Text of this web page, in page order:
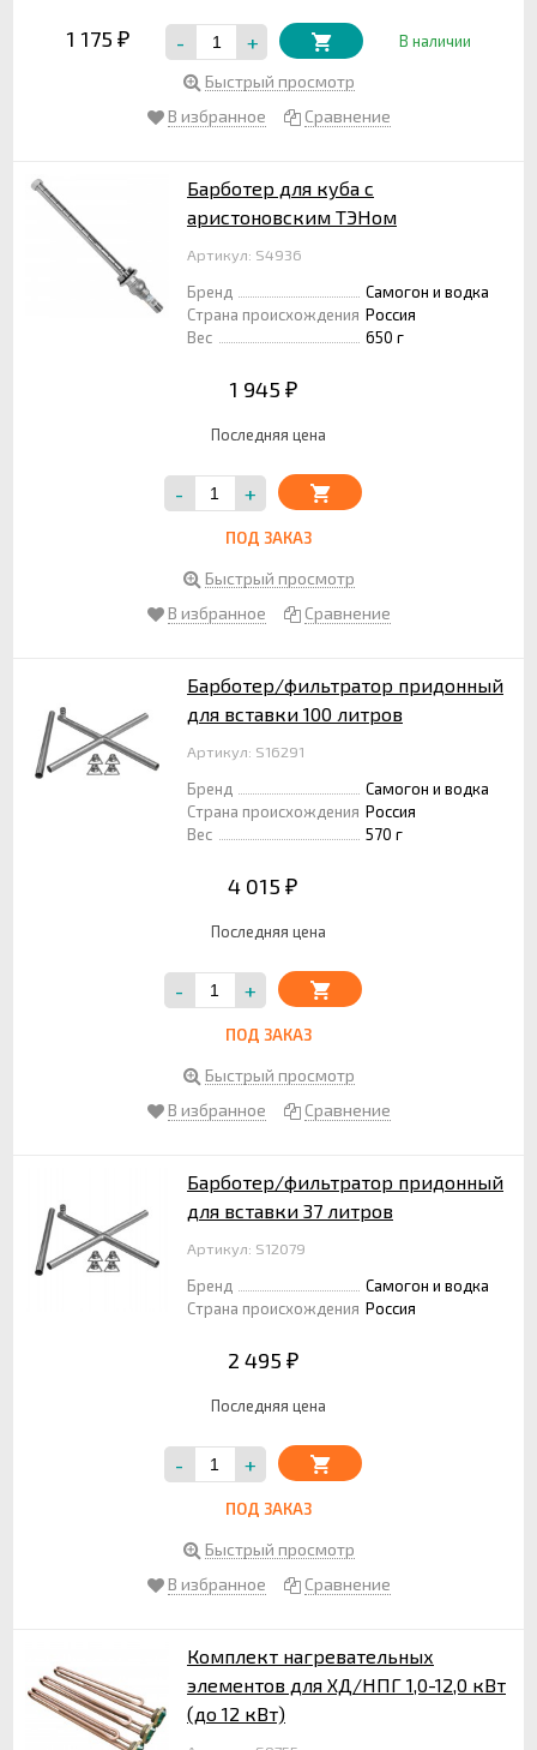
1 175 ₽ - + В наличии
Быстрый просмотр
В избранное
Сравнение
Барботер для куба с
аристоновским ТЭНом
Артикул: S4936
Бренд
Самогон и водка
Страна происхождения Россия
Вес
650 г
1 945 ₽
Последняя цена
- +
ПОД ЗАКАЗ
Быстрый просмотр
В избранное
Сравнение
Барботер/фильтратор придонный
для вставки 100 литров
Артикул: S16291
Бренд
Самогон и водка
Страна происхождения Россия
Вес
570 г
4 015 ₽
Последняя цена
- +
ПОД ЗАКАЗ
Быстрый просмотр
В избранное
Сравнение
Барботер/фильтратор придонный
для вставки 37 литров
Артикул: S12079
Бренд
Самогон и водка
Страна происхождения Россия
2 495 ₽
Последняя цена
- +
ПОД ЗАКАЗ
Быстрый просмотр
В избранное
Сравнение
Комплект нагревательных
элементов для ХД/НПГ 1,0-12,0 кВт
(до 12 кВт)